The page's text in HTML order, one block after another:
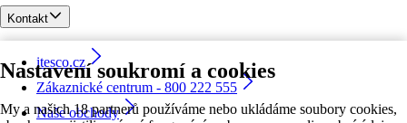
Nastavení soukromí a cookies
My a našich 18 partnerů používáme nebo ukládáme soubory cookies,
Kontakt
itesco.cz
Zákaznické centrum - 800 222 555
Naše obchody